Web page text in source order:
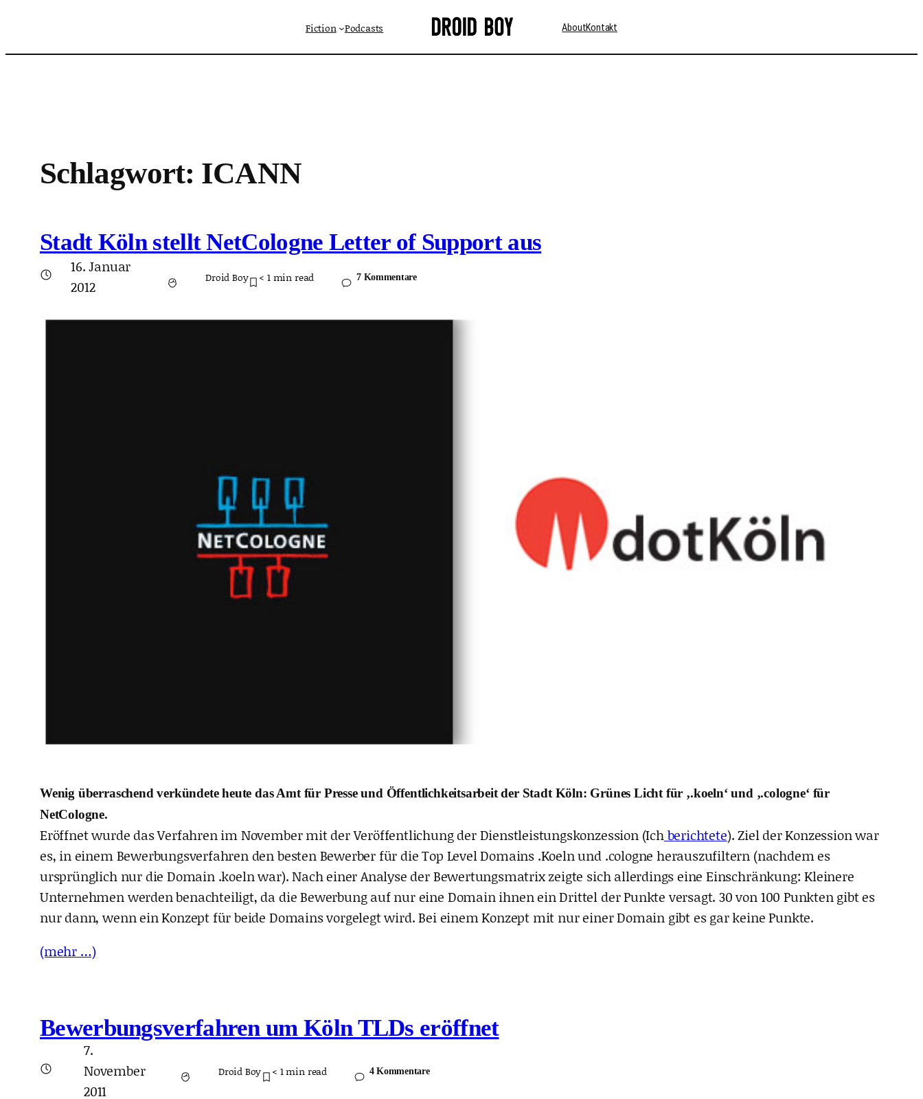
springen
Fiction Podcasts AboutKontakt
Schlagwort: ICANN
Stadt Köln stellt NetCologne Letter of Support aus
16. Januar
2012
Droid Boy < 1min read 7 Kommentare
Wenig überraschend verkündete heute das Amt für Presse und Öffentlichkeitsarbeit der Stadt Köln: Grünes Licht für ‚.koeln‘ und ‚.cologne‘ für
NetCologne.
Eröffnet wurde das Verfahren im November mit der Veröffentlichung der Dienstleistungskonzession (Ichberichtete). Ziel der Konzession war
es, in einem Bewerbungsverfahren den besten Bewerber für die Top Level Domains .Koeln und .cologne herauszufiltern (nachdem es
ursprünglich nur die Domain .koeln war). Nach einer Analyse der Bewertungsmatrix zeigte sich allerdings eine Einschränkung: Kleinere
Unternehmen werden benachteiligt, da die Bewerbung auf nur eine Domain ihnen ein Drittel der Punkte versagt. 30 von 100 Punkten gibt es
nur dann, wenn ein Konzept für beide Domains vorgelegt wird. Bei einem Konzept mit nur einer Domain gibt es gar keine Punkte.
(mehr …)
Bewerbungsverfahren um Köln TLDs eröffnet
7.
November
2011
Droid Boy < 1min read 4 Kommentare